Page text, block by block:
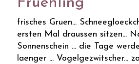
frisches Gruen...
ersten Mal draussen sitzen...
Sonnenschein ... die Tage
laenger ... Vogelgezwitscher...